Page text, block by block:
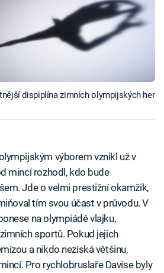
dispiplína zimních olympijských her
výborem vznikl už v
mincí rozhodl, kdo bude
Jde o velmi prestižní okamžik,
tím svou účast v průvodu. V
na olympiádě vlajku,
sportů. Pokud jejich
a nikdo nezíská většinu,
Pro rychlobruslaře Davise byly